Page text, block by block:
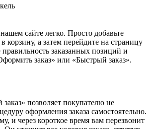
сайте легко. Просто добавьте
корзину, а затем перейдите на страницу
правильность заказанных позиций и
заказ» или «Быстрый заказ».
позволяет покупателю не
оформления заказа самостоятельно.
и через короткое время вам перезвонит